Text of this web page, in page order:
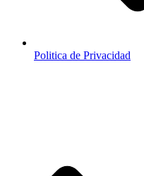
Politica de Privacidad